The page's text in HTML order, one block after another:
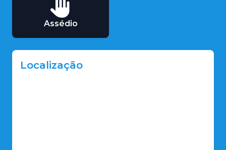
Assédio
Localização